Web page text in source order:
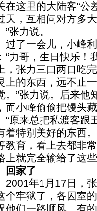
在这里的大陆客“公
天，互相问对方多
”张力说。
一会儿，小峰利
“力哥，生日快乐！
，张力三口两口吃
上的东西，远不止
。”张力说。后来他
而小峰偷偷把馒头藏
来总把私渡客跟丑
着特别美好的东西
教育，看上去都非
上就完全输给了这
回家了
年1月17日，张
个牢狱了，各囚室
他们一路顺风，有